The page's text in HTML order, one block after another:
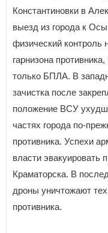
Константиновки в
выезд из города к
физический контроль
гарнизона
только БПЛА. В
зачистка после
положение ВСУ
частях города по-
противника. Успехи
власти эвакуировать
Краматорска. В
дроны уничтожают
противника.